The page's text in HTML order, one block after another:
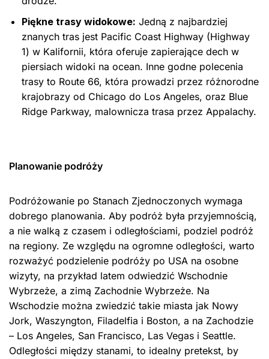
Piękne trasy widokowe: Jedną z najbardziej
znanych tras jest Pacific Coast Highway (Highway
1) w Kalifornii, która oferuje zapierające dech w
piersiach widoki na ocean. Inne godne polecenia
trasy to Route 66, która prowadzi przez różnorodne
krajobrazy od Chicago do Los Angeles, oraz Blue
Ridge Parkway, malownicza trasa przez Appalachy.
Planowanie podróży
Podróżowanie po Stanach Zjednoczonych wymaga
dobrego planowania. Aby podróż była przyjemnością,
a nie walką z czasem i odległościami, podziel podróż
na regiony. Ze względu na ogromne odległości, warto
rozważyć podzielenie podróży po USA na osobne
wizyty, na przykład latem odwiedzić Wschodnie
Wybrzeże, a zimą Zachodnie Wybrzeże. Na
Wschodzie można zwiedzić takie miasta jak Nowy
Jork, Waszyngton, Filadelfia i Boston, a na Zachodzie
– Los Angeles, San Francisco, Las Vegas i Seattle.
Odległości między stanami, to idealny pretekst, by